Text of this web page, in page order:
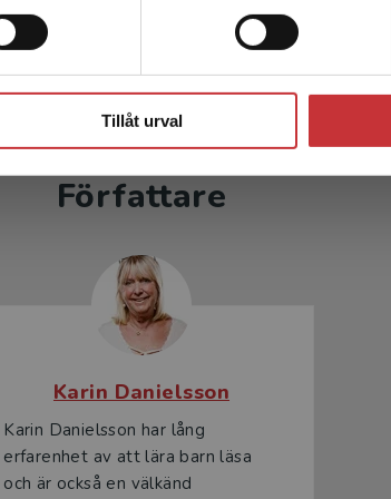
Tillåt urval
Exkl. moms: 76 kr
Författare
Karin Danielsson
Karin Danielsson har lång
erfarenhet av att lära barn läsa
och är också en välkänd